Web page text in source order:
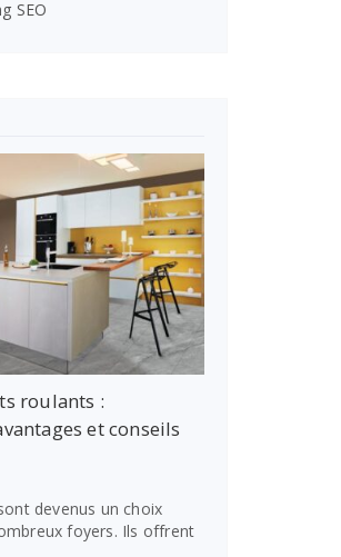
SEO
roulants :
et conseils
devenus un choix
foyers. Ils offrent